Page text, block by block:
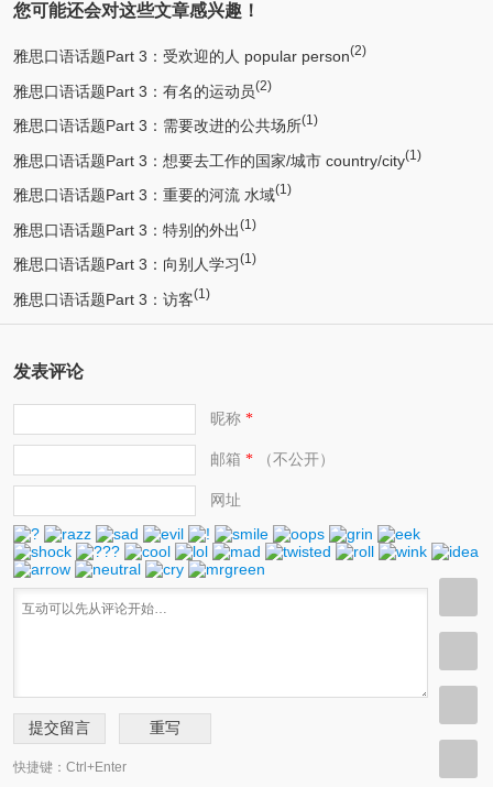
您可能还会对这些文章感兴趣！
雅思口语话题Part 3：受欢迎的人 popular person(2)
雅思口语话题Part 3：有名的运动员(2)
雅思口语话题Part 3：需要改进的公共场所(1)
雅思口语话题Part 3：想要去工作的国家/城市 country/city(1)
雅思口语话题Part 3：重要的河流 水域(1)
雅思口语话题Part 3：特别的外出(1)
雅思口语话题Part 3：向别人学习(1)
雅思口语话题Part 3：访客(1)
发表评论
昵称*
邮箱 *（不公开）
网址
快捷键：Ctrl+Enter